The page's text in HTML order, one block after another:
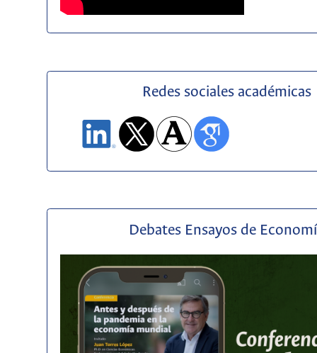
Redes sociales académicas
Debates Ensayos de